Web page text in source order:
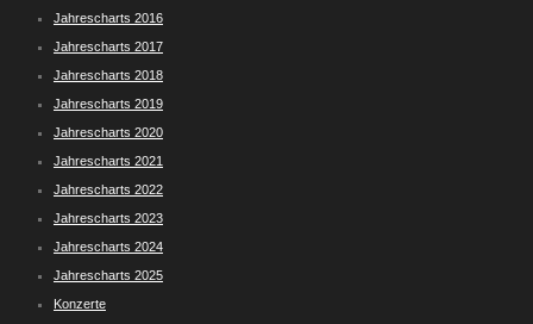
Jahrescharts 2016
Jahrescharts 2017
Jahrescharts 2018
Jahrescharts 2019
Jahrescharts 2020
Jahrescharts 2021
Jahrescharts 2022
Jahrescharts 2023
Jahrescharts 2024
Jahrescharts 2025
Konzerte